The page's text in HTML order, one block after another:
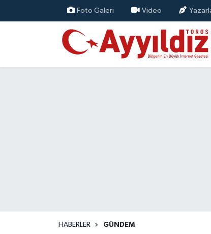
Foto Galeri Video
HABERLER GÜNDEM